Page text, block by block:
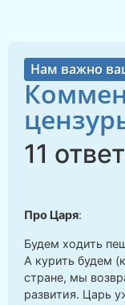
Нам важно
11
Про Царя:
Будем ходить
А курить будем
стране, мы
развития. Царь